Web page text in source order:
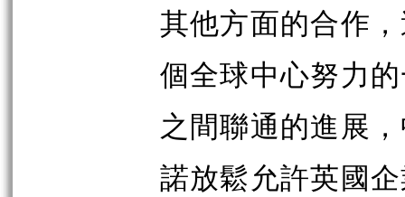
其他方面的合作
個全球中心努力
之間聯通的進展
諾放鬆允許英國